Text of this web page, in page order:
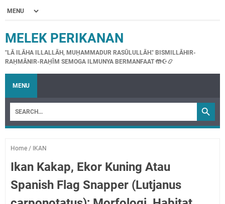
MELEK PERIKANAN
"LĀ ILĀHA ILLALLĀH, MUḤAMMADUR RASŪLULLĀH." BISMILLĀHIR-
RAḤMĀNIR-RAḤĪM SEMOGA ILMUNYA BERMANFAAT 🤲☪📿
MENU
Home / IKAN
Ikan Kakap, Ekor Kuning Atau
Spanish Flag Snapper (Lutjanus